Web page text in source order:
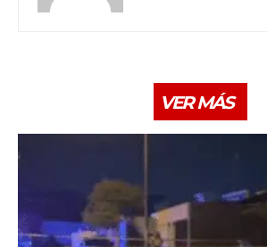
VER MÁS